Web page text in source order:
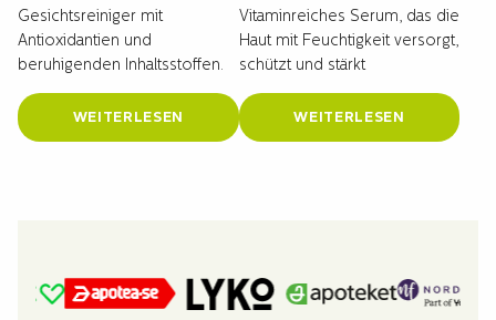
Gesichtsreiniger mit
Antioxidantien und
beruhigenden Inhaltsstoffen.
WEITERLESEN
Vitaminreiches Serum, das die
Haut mit Feuchtigkeit versorgt,
schützt und stärkt
WEITERLESEN